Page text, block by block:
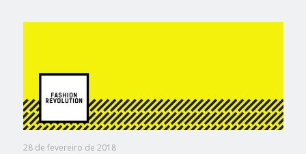
28 de fevereiro de 2018